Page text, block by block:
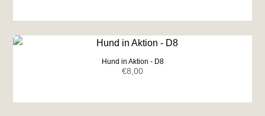
war:
€7,00
ist:
€6,50.
Hund in Aktion - D8
€8,00